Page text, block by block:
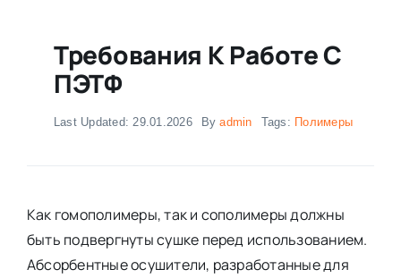
Требования К Работе С
ПЭТФ
Last Updated: 29.01.2026 Byadmin Tags: Полимеры
Как гомополимеры, так и сополимеры должны
быть подвергнуты сушке перед использованием.
Абсорбентные осушители, разработанные для